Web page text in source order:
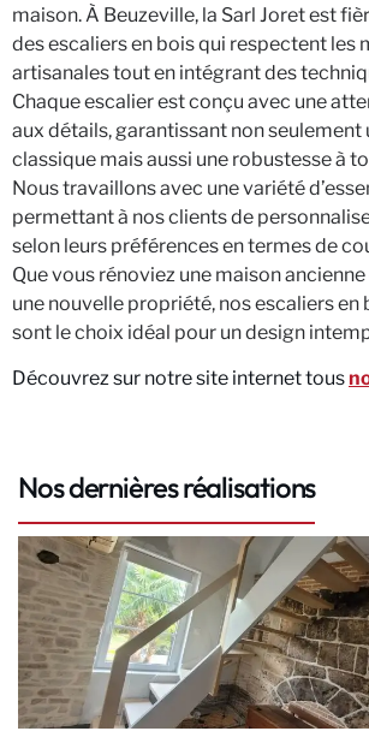
maison. À Beuzeville, la Sarl Joret est
des escaliers en bois qui respectent les
artisanales tout en intégrant des
Chaque escalier est conçu avec une
aux détails, garantissant non seulement
classique mais aussi une robustesse à
Nous travaillons avec une variété
permettant à nos clients de
selon leurs préférences en termes de
Que vous rénoviez une maison
une nouvelle propriété, nos escaliers
sont le choix idéal pour un design
Découvrez sur notre site internet tous
Nos dernières réalisations